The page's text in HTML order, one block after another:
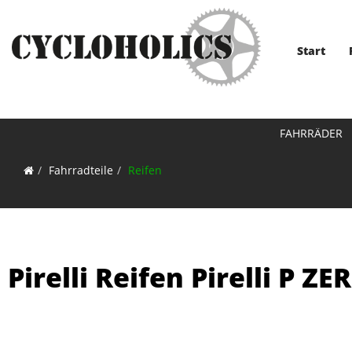
Start
FAHRRÄDER
Fahrradteile Reifen
Pirelli Reifen Pirelli P